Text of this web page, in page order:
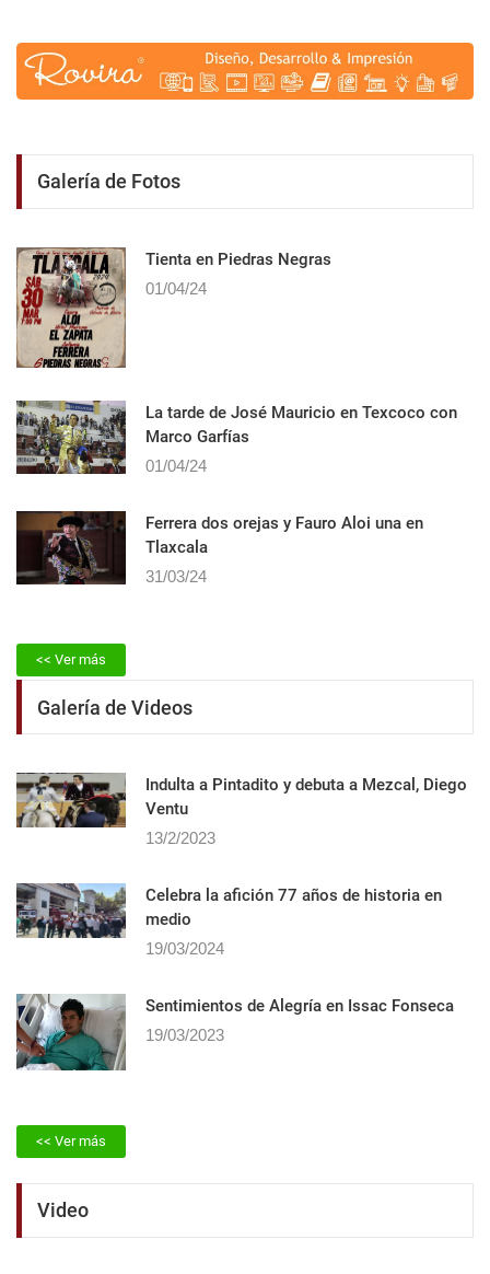
Galería de Fotos
Tienta en Piedras Negras
01/04/24
La tarde de José Mauricio en Texcoco con
Marco Garfías
01/04/24
Ferrera dos orejas y Fauro Aloi una en
Tlaxcala
31/03/24
<< Ver más
Galería de Videos
Indulta a Pintadito y debuta a Mezcal, Diego
Ventu
13/2/2023
Celebra la afición 77 años de historia en
medio
19/03/2024
Sentimientos de Alegrí­a en Issac Fonseca
19/03/2023
<< Ver más
Video